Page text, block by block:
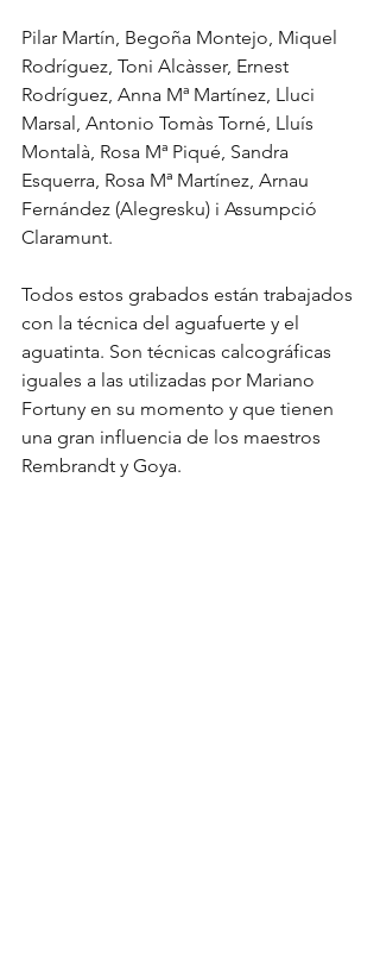
Blog de la Confitería Padreny Reus,
pastelería artesanal en Reus, menjablanc de
Reus, catering en Reus, caja de bombones
en Reus
Pilar Martín, Begoña Montejo, Miquel
Rodríguez, Toni Alcàsser, Ernest
Rodríguez, Anna Mª Martínez, Lluci
Marsal, Antonio Tomàs Torné, Lluís
Montalà, Rosa Mª Piqué, Sandra
Esquerra, Rosa Mª Martínez, Arnau
Fernández (Alegresku) i Assumpció
Claramunt.
Todos estos grabados están trabajados
con la técnica del aguafuerte y el
aguatinta. Son técnicas calcográficas
iguales a las utilizadas por Mariano
Fortuny en su momento y que tienen
una gran influencia de los maestros
Rembrandt y Goya.